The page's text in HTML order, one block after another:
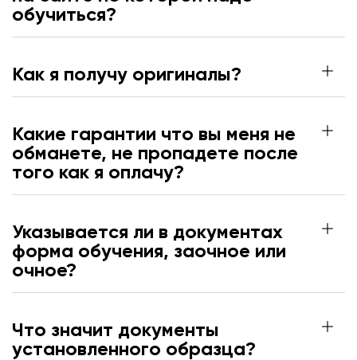
обучиться?
Как я получу оригиналы?
Какие гарантии что вы меня не
обманете, не пропадете после
того как я оплачу?
Указывается ли в документах
форма обучения, заочное или
очное?
Что значит документы
установленного образца?